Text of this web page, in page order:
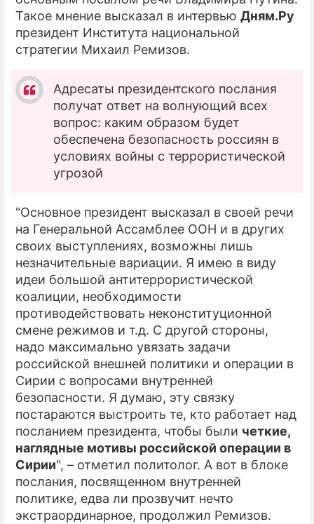
Такое мнение высказал в интервью Дням.Ру
президент Института национальной
стратегии Михаил Ремизов.
Адресаты президентского послания
получат ответ на волнующий всех
вопрос: каким образом будет
обеспечена безопасность россиян в
условиях войны с террористической
угрозой
"Основное президент высказал в своей речи
на Генеральной Ассамблее ООН и в других
своих выступлениях, возможны лишь
незначительные вариации. Я имею в виду
идеи большой антитеррористической
коалиции, необходимости
противодействовать неконституционной
смене режимов и т.д. С другой стороны,
надо максимально увязать задачи
российской внешней политики и операции в
Сирии с вопросами внутренней
безопасности. Я думаю, эту связку
постараются выстроить те, кто работает над
посланием президента, чтобы были четкие,
наглядные мотивы российской операции в
Сирии", – отметил политолог. А вот в блоке
послания, посвященном внутренней
политике, едва ли прозвучит нечто
экстраординарное, продолжил Ремизов.